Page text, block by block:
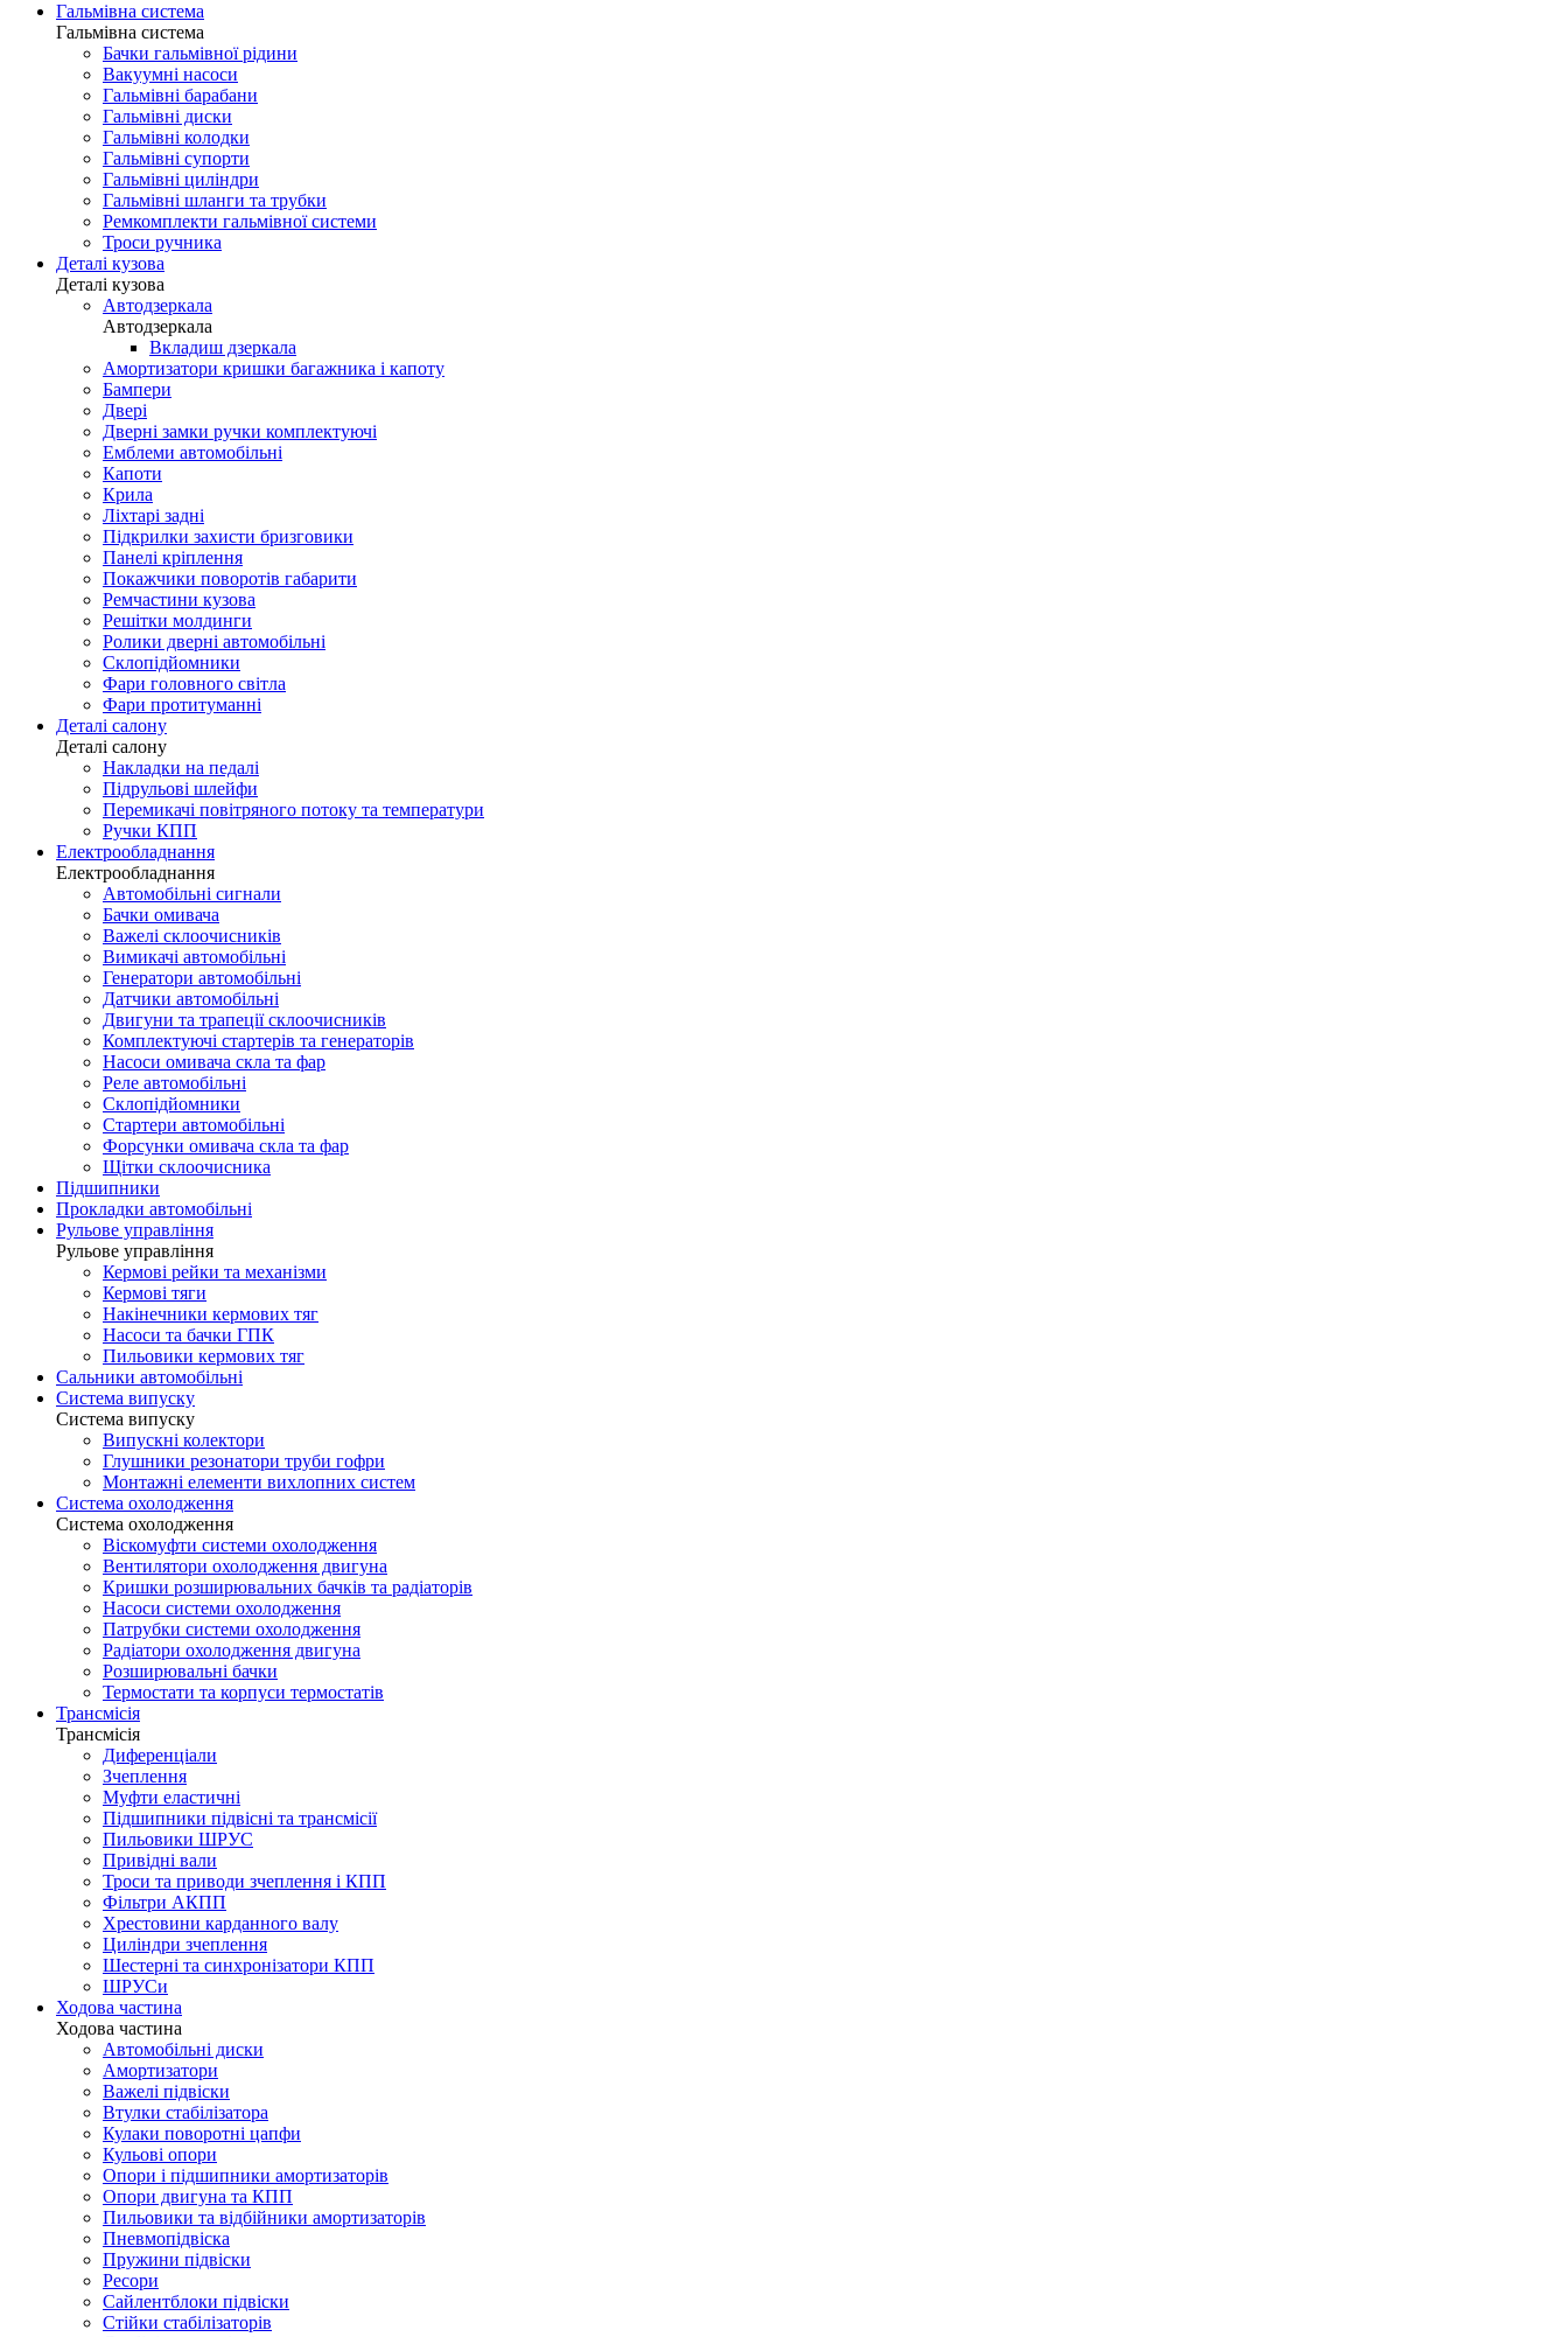
Гальмівна система
Гальмівна система
Бачки гальмівної рідини
Вакуумні насоси
Гальмівні барабани
Гальмівні диски
Гальмівні колодки
Гальмівні супорти
Гальмівні циліндри
Гальмівні шланги та трубки
Ремкомплекти гальмівної системи
Троси ручника
Деталі кузова
Деталі кузова
Автодзеркала
Автодзеркала
Вкладиш дзеркала
Амортизатори кришки багажника і капоту
Бампери
Двері
Дверні замки ручки комплектуючі
Емблеми автомобільні
Капоти
Крила
Ліхтарі задні
Підкрилки захисти бризговики
Панелі кріплення
Покажчики поворотів габарити
Ремчастини кузова
Решітки молдинги
Ролики дверні автомобільні
Склопідйомники
Фари головного світла
Фари протитуманні
Деталі салону
Деталі салону
Накладки на педалі
Підрульові шлейфи
Перемикачі повітряного потоку та температури
Ручки КПП
Електрообладнання
Електрообладнання
Автомобільні сигнали
Бачки омивача
Важелі склоочисників
Вимикачі автомобільні
Генератори автомобільні
Датчики автомобільні
Двигуни та трапеції склоочисників
Комплектуючі стартерів та генераторів
Насоси омивача скла та фар
Реле автомобільні
Склопідйомники
Стартери автомобільні
Форсунки омивача скла та фар
Щітки склоочисника
Підшипники
Прокладки автомобільні
Рульове управління
Рульове управління
Кермові рейки та механізми
Кермові тяги
Накінечники кермових тяг
Насоси та бачки ГПК
Пильовики кермових тяг
Сальники автомобільні
Система випуску
Система випуску
Випускні колектори
Глушники резонатори труби гофри
Монтажні елементи вихлопних систем
Система охолодження
Система охолодження
Віскомуфти системи охолодження
Вентилятори охолодження двигуна
Кришки розширювальних бачків та радіаторів
Насоси системи охолодження
Патрубки системи охолодження
Радіатори охолодження двигуна
Розширювальні бачки
Термостати та корпуси термостатів
Трансмісія
Трансмісія
Диференціали
Зчеплення
Муфти еластичні
Підшипники підвісні та трансмісії
Пильовики ШРУС
Привідні вали
Троси та приводи зчеплення і КПП
Фільтри АКПП
Хрестовини карданного валу
Циліндри зчеплення
Шестерні та синхронізатори КПП
ШРУСи
Ходова частина
Ходова частина
Автомобільні диски
Амортизатори
Важелі підвіски
Втулки стабілізатора
Кулаки поворотні цапфи
Кульові опори
Опори і підшипники амортизаторів
Опори двигуна та КПП
Пильовики та відбійники амортизаторів
Пневмопідвіска
Пружини підвіски
Ресори
Сайлентблоки підвіски
Стійки стабілізаторів